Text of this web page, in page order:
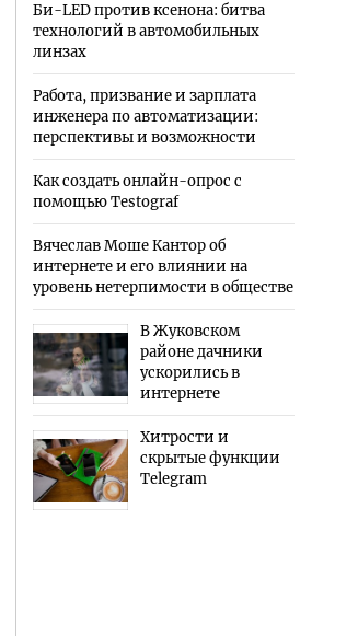
Би-LED против ксенона: битва
технологий в автомобильных
линзах
Работа, призвание и зарплата
инженера по автоматизации:
перспективы и возможности
Как создать онлайн-опрос с
помощью Testograf
Вячеслав Моше Кантор об
интернете и его влиянии на
уровень нетерпимости в обществе
В Жуковском
районе дачники
ускорились в
интернете
Хитрости и
скрытые функции
Telegram